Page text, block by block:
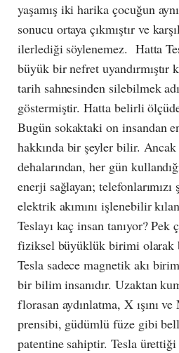
yaşamış iki harika çocuğun
sonucu ortaya çıkmıştır ve
ilerlediği söylenemez. Hatta
büyük bir nefret
tarih sahnesinden silebilmek
göstermiştir. Hatta belirli
Bugün sokaktaki on insandan
hakkında bir şeyler bilir.
dehalarından, her gün
enerji sağlayan;
elektrik akımını işlenebilir
Teslayı kaç insan tanıyor? Pek
fiziksel büyüklük birimi olarak
Tesla sadece magnetik akı
bir bilim insanıdır. Uzaktan
florasan aydınlatma, X ışını
prensibi, güdümlü füze gibi
patentine sahiptir. Tesla